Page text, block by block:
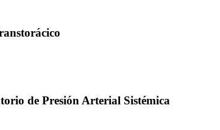
de Presión Arterial Sistémica